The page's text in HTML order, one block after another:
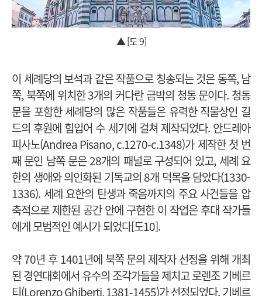
▲ [도 9]
이 세례당의 보석과 같은 작품으로 칭송되는 것은 동쪽, 남
쪽, 북쪽에 위치한 3개의 커다란 금박의 청동 문이다. 청동
문을 포함한 세례당의 많은 작품들은 유력한 직물상인 길
드의 후원에 힘입어 수 세기에 걸쳐 제작되었다. 안드레아
피사노(Andrea Pisano, c.1270-c.1348)가 제작한 첫 번
째 문인 남쪽 문은 28개의 패널로 구성되어 있고, 세례 요
한의 생애와 의인화된 기독교의 8개 덕목을 담았다(1330-
1336). 세례 요한의 탄생과 죽음까지의 주요 사건들을 압
축적으로 제한된 공간 안에 구현한 이 작업은 후대 작가들
에게 모범적인 예시가 되었다[도10].
약 70년 후 1401년에 북쪽 문의 제작자 선정을 위해 개최
된 경연대회에서 유수의 조각가들을 제치고 로렌조 기베르
티(Lorenzo Ghiberti, 1381-1455)가 선정되었다. 기베르